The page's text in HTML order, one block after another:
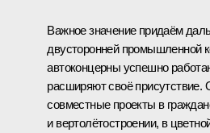
Важное значение придаём
двусторонней промышленной
автоконцерны успешно
расширяют своё
совместные проекты в
и вертолётостроении, в